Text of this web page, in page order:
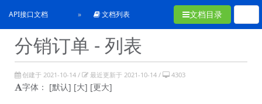
API接口文档 文档列表 文档目录
分销订单 - 列表
创建于 2021-10-14 / 最近更新于 2021-10-14 / 4303
字体： [默认] [大] [更大]